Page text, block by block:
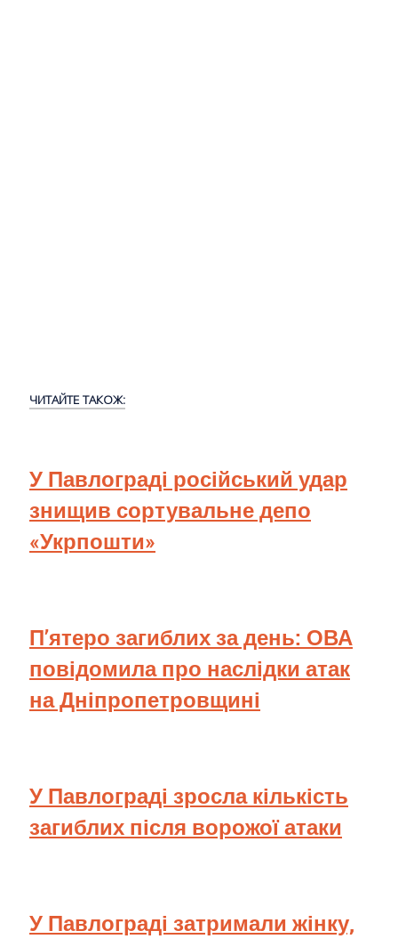
ЧИТАЙТЕ ТАКОЖ:
У Павлограді російський удар
знищив сортувальне депо
«Укрпошти»
П’ятеро загиблих за день: ОВА
повідомила про наслідки атак
на Дніпропетровщині
У Павлограді зросла кількість
загиблих після ворожої атаки
У Павлограді затримали жінку,